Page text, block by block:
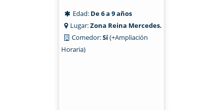
Edad: De 6 a 9 años
Lugar:Zona Reina Mercedes.
Comedor:Sí(+Ampliación
Horaria)